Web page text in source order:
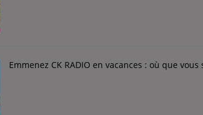
Emmenez CK RADIO en vacances :